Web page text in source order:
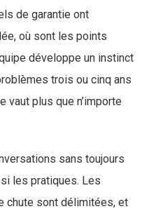
de garantie ont
où sont les points
développe un instinct
trois ou cinq ans
vaut plus que n’importe
sans toujours
les pratiques. Les
chute sont délimitées, et